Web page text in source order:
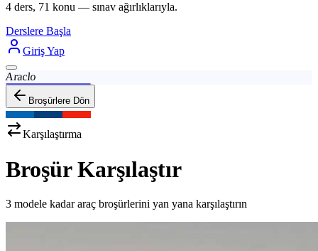
4 ders, 71 konu — sınav ağırlıklarıyla.
Derslere Başla
Giriş Yap
Araclo
Broşürlere Dön
Karşılaştırma
Broşür Karşılaştır
3 modele kadar araç broşürlerini yan yana karşılaştırın